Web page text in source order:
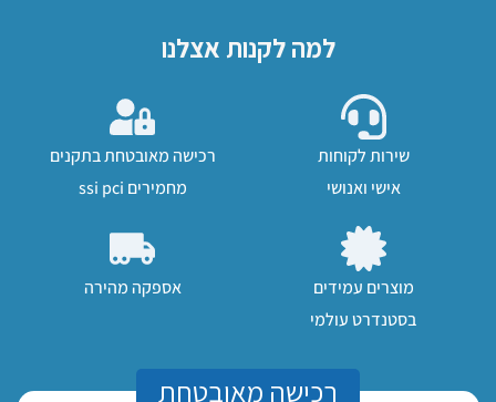
למה לקנות אצלנו
שירות לקוחות
אישי ואנושי
רכישה מאובטחת בתקנים
מחמירים ssi pci
מוצרים עמידים
בסטנדרט עולמי
אספקה מהירה
רכישה מאובטחת